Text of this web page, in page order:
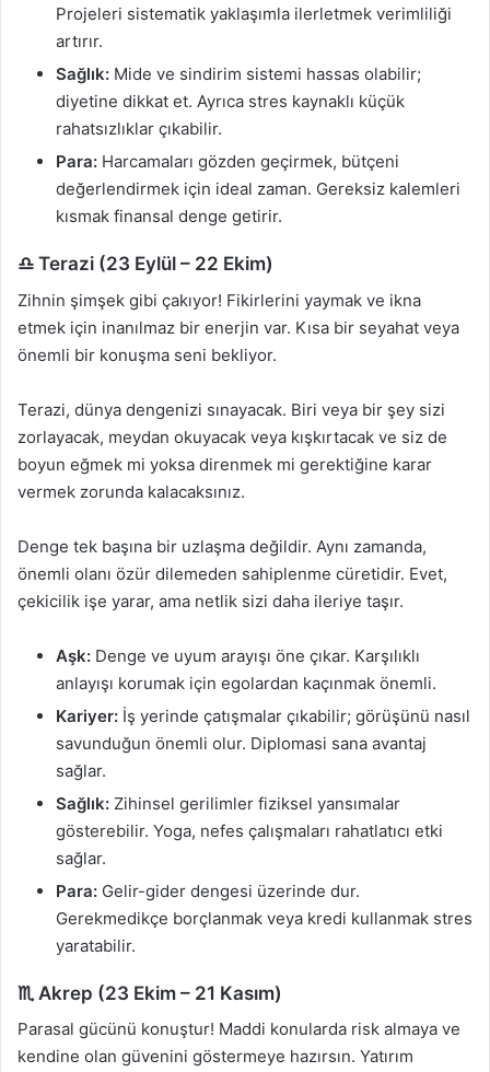
Projeleri sistematik yaklaşımla ilerletmek verimliliği
artırır.
Sağlık: Mide ve sindirim sistemi hassas olabilir;
diyetine dikkat et. Ayrıca stres kaynaklı küçük
rahatsızlıklar çıkabilir.
Para: Harcamaları gözden geçirmek, bütçeni
değerlendirmek için ideal zaman. Gereksiz kalemleri
kısmak finansal denge getirir.
♎ Terazi (23 Eylül – 22 Ekim)
Zihnin şimşek gibi çakıyor! Fikirlerini yaymak ve ikna
etmek için inanılmaz bir enerjin var. Kısa bir seyahat veya
önemli bir konuşma seni bekliyor.
Terazi, dünya dengenizi sınayacak. Biri veya bir şey sizi
zorlayacak, meydan okuyacak veya kışkırtacak ve siz de
boyun eğmek mi yoksa direnmek mi gerektiğine karar
vermek zorunda kalacaksınız.
Denge tek başına bir uzlaşma değildir. Aynı zamanda,
önemli olanı özür dilemeden sahiplenme cüretidir. Evet,
çekicilik işe yarar, ama netlik sizi daha ileriye taşır.
Aşk: Denge ve uyum arayışı öne çıkar. Karşılıklı
anlayışı korumak için egolardan kaçınmak önemli.
Kariyer: İş yerinde çatışmalar çıkabilir; görüşünü nasıl
savunduğun önemli olur. Diplomasi sana avantaj
sağlar.
Sağlık: Zihinsel gerilimler fiziksel yansımalar
gösterebilir. Yoga, nefes çalışmaları rahatlatıcı etki
sağlar.
Para: Gelir-gider dengesi üzerinde dur.
Gerekmedikçe borçlanmak veya kredi kullanmak stres
yaratabilir.
♏ Akrep (23 Ekim – 21 Kasım)
Parasal gücünü konuştur! Maddi konularda risk almaya ve
kendine olan güvenini göstermeye hazırsın. Yatırım